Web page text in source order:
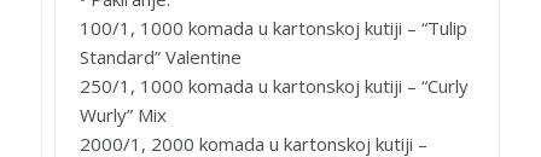
100/1, 1000 komada u kartonskoj kutiji – “Tulip
Standard” Valentine
250/1, 1000 komada u kartonskoj kutiji – “Curly
Wurly” Mix
2000/1, 2000 komada u kartonskoj kutiji –